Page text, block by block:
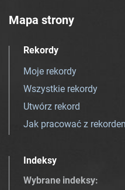
Mapa strony
Rekordy
Moje rekordy
Wszystkie rekordy
Utwórz rekord
Jak pracować z
Indeksy
Wybrane indeksy: